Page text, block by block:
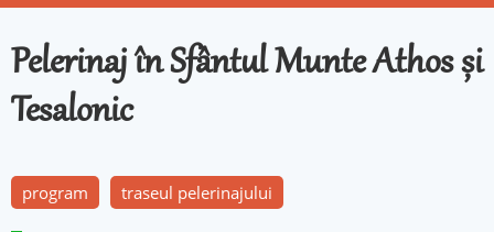
Pelerinaj în Sfântul Munte Athos și
Tesalonic
program traseul pelerinajului